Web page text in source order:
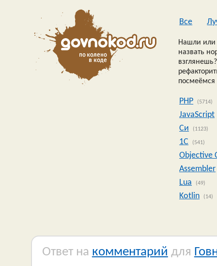
Все
Нашли или
назвать
посмеёмся
PHP (5714)
JavaScript
Си
(1123)
1C (541)
Objective
Assembler
Lua
(49)
Kotlin (14)
Ответ на комментарий для